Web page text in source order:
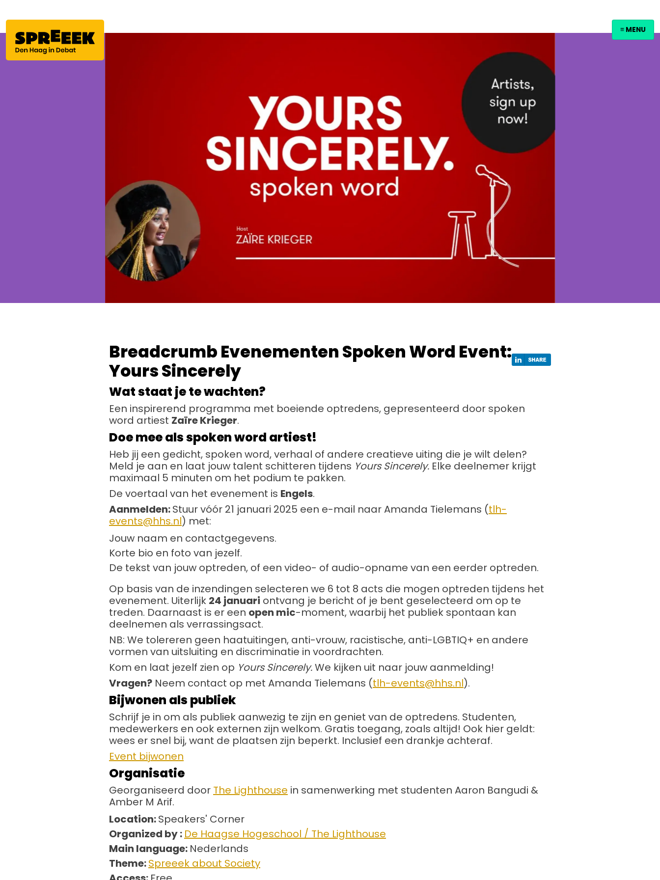
≡ MENU
Breadcrumb Evenementen Spoken Word Event:
Yours Sincerely
Wat staat je te wachten?
Een inspirerend programma met boeiende optredens, gepresenteerd door spoken
word artiest Zaïre Krieger.
Doe mee als spoken word artiest!
Heb jij een gedicht, spoken word, verhaal of andere creatieve uiting die je wilt delen?
Meld je aan en laat jouw talent schitteren tijdens Yours Sincerely. Elke deelnemer krijgt
maximaal 5 minuten om het podium te pakken.
De voertaal van het evenement is Engels.
Aanmelden:Stuur vóór 21 januari 2025 een e-mail naar Amanda Tielemans (tlh-
events@hhs.nl) met:
Jouw naam en contactgegevens.
Korte bio en foto van jezelf.
De tekst van jouw optreden, of een video- of audio-opname van een eerder optreden.
Op basis van de inzendingen selecteren we 6 tot 8 acts die mogen optreden tijdens het
evenement. Uiterlijk 24 januari ontvang je bericht of je bent geselecteerd om op te
treden. Daarnaast is er een open mic-moment, waarbij het publiek spontaan kan
deelnemen als verrassingsact.
NB: We tolereren geen haatuitingen, anti-vrouw, racistische, anti-LGBTIQ+ en andere
vormen van uitsluiting en discriminatie in voordrachten.
Kom en laat jezelf zien op Yours Sincerely.We kijken uit naar jouw aanmelding!
Vragen? Neem contact op met Amanda Tielemans (tlh-events@hhs.nl).
Bijwonen als publiek
Schrijf je in om als publiek aanwezig te zijn en geniet van de optredens. Studenten,
medewerkers en ook externen zijn welkom. Gratis toegang, zoals altijd! Ook hier geldt:
wees er snel bij, want de plaatsen zijn beperkt. Inclusief een drankje achteraf.
Event bijwonen
Organisatie
Georganiseerd door The Lighthouse in samenwerking met studenten Aaron Bangudi &
Amber M Arif.
Location:Speakers' Corner
Organized by : De Haagse Hogeschool / The Lighthouse
Main language: Nederlands
Theme:Spreeek about Society